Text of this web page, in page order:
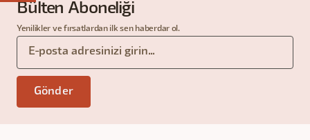
Bülten Aboneliği
Yenilikler ve fırsatlardan ilk sen haberdar ol.